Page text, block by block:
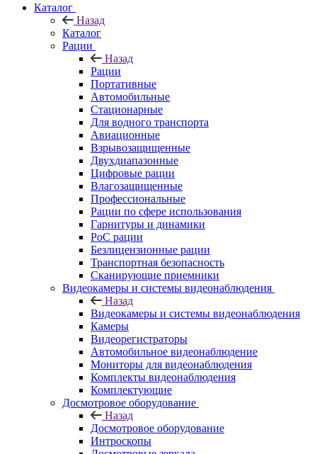
Каталог
Назад
Каталог
Рации
Назад
Рации
Портативные
Автомобильные
Стационарные
Для водного транспорта
Авиационные
Взрывозащищенные
Двухдиапазонные
Цифровые рации
Влагозащищенные
Профессиональные
Рации по сфере использования
Гарнитуры и динамики
PoC рации
Безлицензионные рации
Транспортная безопасность
Сканирующие приемники
Видеокамеры и системы видеонаблюдения
Назад
Видеокамеры и системы видеонаблюдения
Камеры
Видеорегистраторы
Автомобильное видеонаблюдение
Мониторы для видеонаблюдения
Комплекты видеонаблюдения
Комплектующие
Досмотровое оборудование
Назад
Досмотровое оборудование
Интроскопы